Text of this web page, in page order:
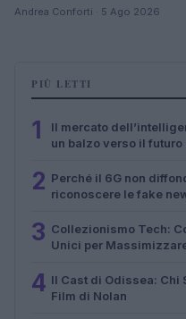
Andrea Conforti · 5 Ago 2026
PIÙ LETTI
1
Il mercato
un balzo verso il futuro
2 Perché il 6G non
riconoscere le fake
3 Collezionismo Tech:
Unici per
4 Il Cast di Odissea: Chi
Film di Nolan